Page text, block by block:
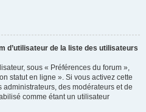
d’utilisateur de la liste des utilisateurs
sous « Préférences du forum »,
statut en ligne ». Si vous activez cette
des modérateurs et de
comme étant un utilisateur